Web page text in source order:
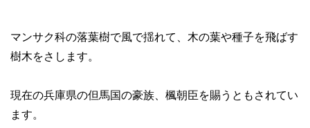
マンサク科の落葉樹で風で揺れて、木の葉や種子を飛ばす
樹木をさします。
現在の兵庫県の但馬国の豪族、楓朝臣を賜うともされてい
ます。